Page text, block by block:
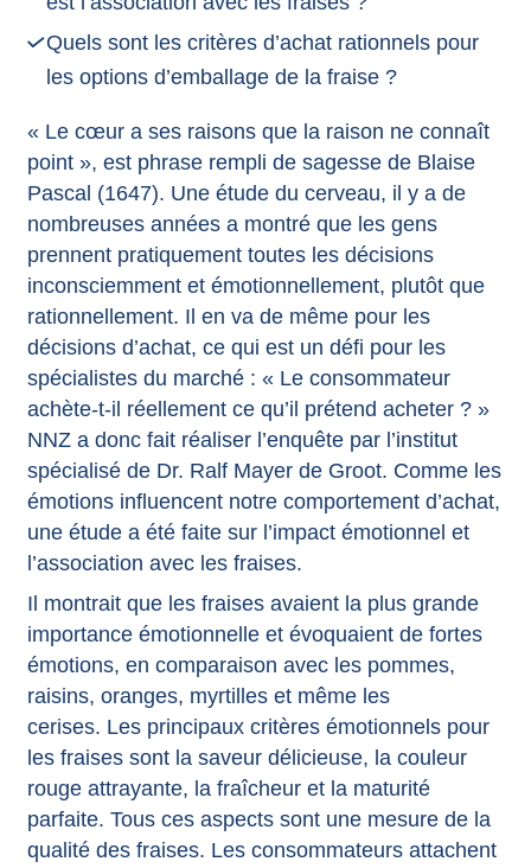
Quels sont les critères d’achat rationnels pour
les options d’emballage de la fraise ?
« Le cœur a ses raisons que la raison ne connaît
point », est phrase rempli de sagesse de Blaise
Pascal (1647). Une étude du cerveau, il y a de
nombreuses années a montré que les gens
prennent pratiquement toutes les décisions
inconsciemment et émotionnellement, plutôt que
rationnellement. Il en va de même pour les
décisions d’achat, ce qui est un défi pour les
spécialistes du marché : « Le consommateur
achète-t-il réellement ce qu’il prétend acheter ? »
NNZ a donc fait réaliser l’enquête par l’institut
spécialisé de Dr. Ralf Mayer de Groot. Comme les
émotions influencent notre comportement d’achat,
une étude a été faite sur l’impact émotionnel et
l’association avec les fraises.
Il montrait que les fraises avaient la plus grande
importance émotionnelle et évoquaient de fortes
émotions, en comparaison avec les pommes,
raisins, oranges, myrtilles et même les
cerises. Les principaux critères émotionnels pour
les fraises sont la saveur délicieuse, la couleur
rouge attrayante, la fraîcheur et la maturité
parfaite. Tous ces aspects sont une mesure de la
qualité des fraises. Les consommateurs attachent